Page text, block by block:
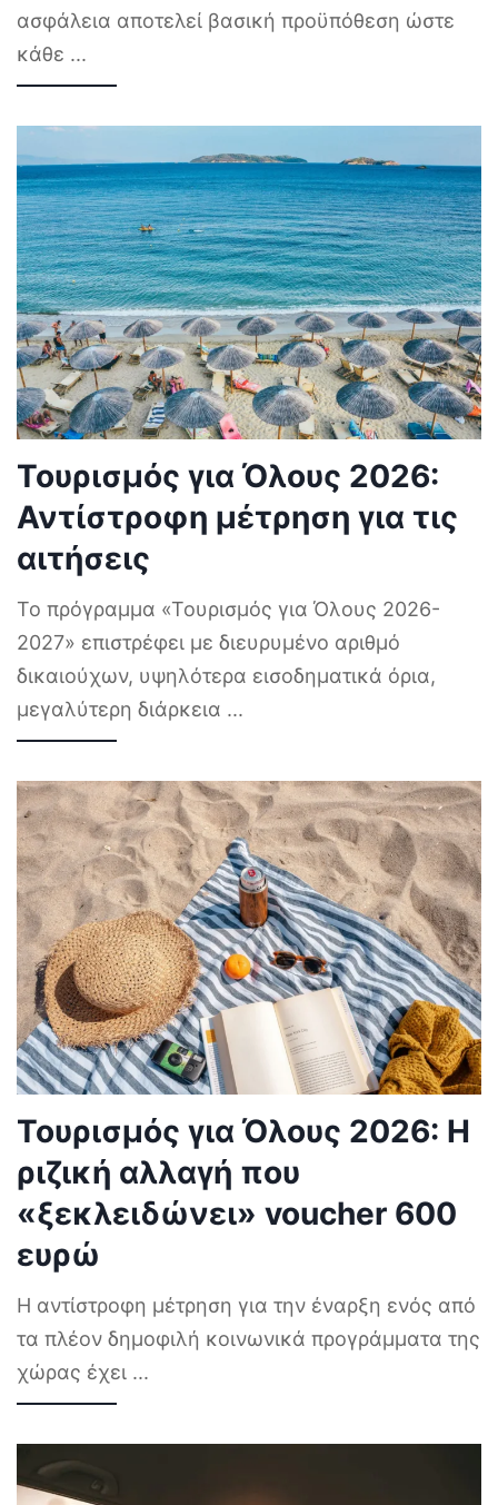
ασφάλεια αποτελεί βασική προϋπόθεση ώστε
κάθε ...
Τουρισμός για Όλους 2026:
Αντίστροφη μέτρηση για τις
αιτήσεις
Το πρόγραμμα «Τουρισμός για Όλους 2026-
2027» επιστρέφει με διευρυμένο αριθμό
δικαιούχων, υψηλότερα εισοδηματικά όρια,
μεγαλύτερη διάρκεια ...
Τουρισμός για Όλους 2026: Η
ριζική αλλαγή που
«ξεκλειδώνει» voucher 600
ευρώ
Η αντίστροφη μέτρηση για την έναρξη ενός από
τα πλέον δημοφιλή κοινωνικά προγράμματα της
χώρας έχει ...